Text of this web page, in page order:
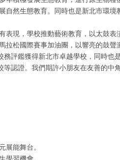
自然生態教育。同時也是新北市環境
表現，學校推動藝術教育，以太鼓
拉松國際賽事加油團，以響亮的鼓聲
務評鑑獲得新北市卓越學校，同時
等認證。我們期許小朋友在友善的
展能舞台。